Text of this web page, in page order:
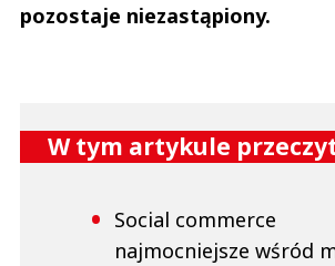
pozostaje niezastąpiony.
W tym artykule
Social commerce
najmocniejsze wśród